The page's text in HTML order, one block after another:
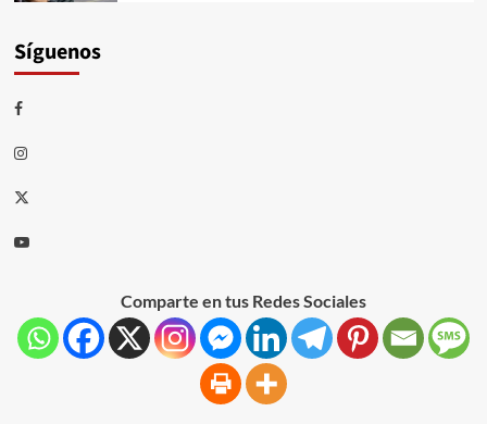
Síguenos
Comparte en tus Redes Sociales